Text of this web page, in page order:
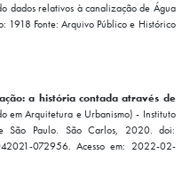
dados relativos à canalização de Água
1918 Fonte: Arquivo Público e Histórico
a história contada através de
em Arquitetura e Urbanismo) - Instituto
São Paulo. São Carlos, 2020. doi:
072956. Acesso em: 2022-02-